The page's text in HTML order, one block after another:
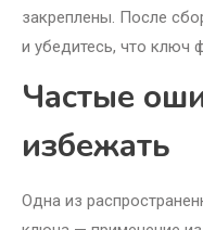
закреплены. После
и убедитесь, что ключ
Частые
избежать
Одна из